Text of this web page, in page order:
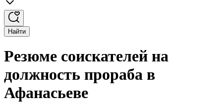
Найти
Резюме соискателей на
должность прораба в
Афанасьеве